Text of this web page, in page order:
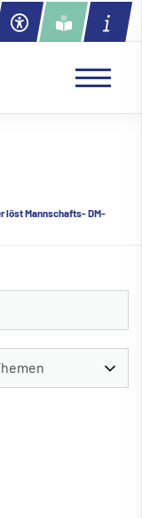
löst Mannschafts- DM-